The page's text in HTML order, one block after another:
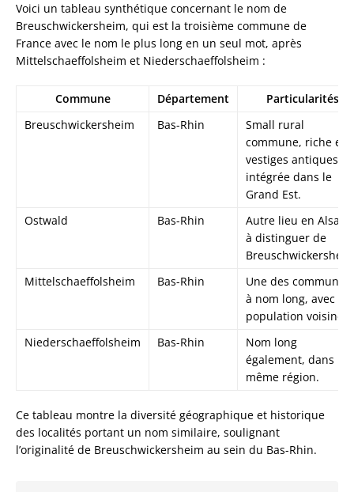
Voici un tableau synthétique concernant le nom de
Breuschwickersheim, qui est la troisième commune de
France avec le nom le plus long en un seul mot, après
Mittelschaeffolsheim et Niederschaeffolsheim :
Commune Département
Particularités
Breuschwickersheim
Bas-Rhin
Small rural
commune, riche en
vestiges antiques,
intégrée dans le
Grand Est.
Ostwald
Bas-Rhin
Autre lieu en Alsace,
à distinguer de
Mittelschaeffolsheim
Bas-Rhin
Une des communes
à nom long, avec
population voisine.
Niederschaeffolsheim
Bas-Rhin
Nom long
également, dans la
même région.
Ce tableau montre la diversité géographique et historique
des localités portant un nom similaire, soulignant
l’originalité de Breuschwickersheim au sein du Bas-Rhin.